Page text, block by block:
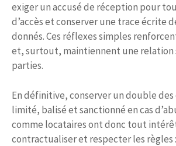
exiger un accusé de réception pour
d’accès et conserver une trace écrite
donnés. Ces réflexes simples
et, surtout, maintiennent une relation
parties.
En définitive, conserver un double
limité, balisé et sanctionné en cas
comme locataires ont donc tout
contractualiser et respecter les règles